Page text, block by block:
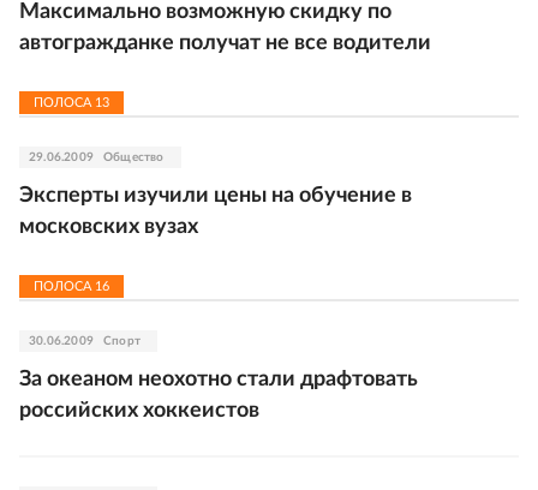
Максимально возможную скидку по
автогражданке получат не все водители
ПОЛОСА 13
29.06.2009 Общество
Эксперты изучили цены на обучение в
московских вузах
ПОЛОСА 16
30.06.2009 Спорт
За океаном неохотно стали драфтовать
российских хоккеистов